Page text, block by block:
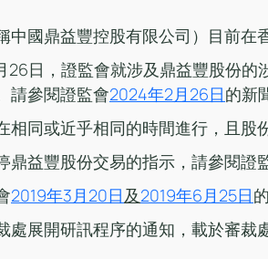
中國鼎益豐控股有限公司）目前在
26日，證監會就涉及鼎益豐股份的
請參閱證監會2024年2月26日的新
相同或近乎相同的時間進行，且股
鼎益豐股份交易的指示，請參閱證
2019年3月20日及2019年6月25日
處展開研訊程序的通知，載於審裁